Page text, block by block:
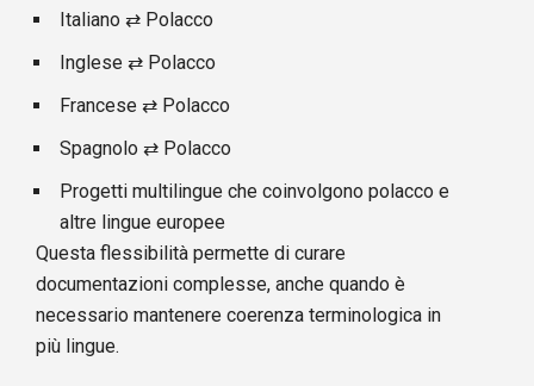
Italiano ⇄ Polacco
Inglese ⇄ Polacco
Francese ⇄ Polacco
Spagnolo ⇄ Polacco
Progetti multilingue che coinvolgono polacco e
altre lingue europee
Questa flessibilità permette di curare
documentazioni complesse, anche quando è
necessario mantenere coerenza terminologica in
più lingue.